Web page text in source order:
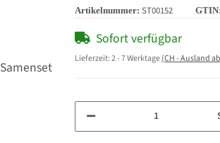
Artikelnummer: ST00152 GTIN:
Sofort verfügbar
Lieferzeit:2 - 7 Werktage(CH - Ausland